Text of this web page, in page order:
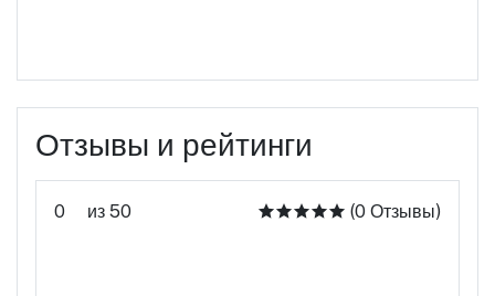
Отзывы и рейтинги
0 из 50 (0 Отзывы)